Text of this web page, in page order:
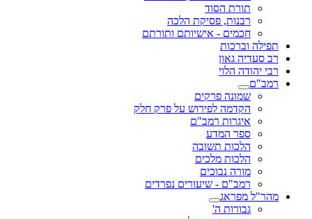
תורת הסוד
רבנות, פסיקת הלכה
חכמים - אישיותם ותורתם
תפילה וברכות
רב סעדיה גאון
רבי יהודה הלוי
רמב"ם
שמונה פרקים
הקדמה לפירוש על פרק חלק
איגרות רמב"ם
ספר המדע
הלכות תשובה
הלכות מלכים
מורה נבוכים
רמב"ם - שיעורים נפרדים
מהר"ל מפראג
גבורות ה'